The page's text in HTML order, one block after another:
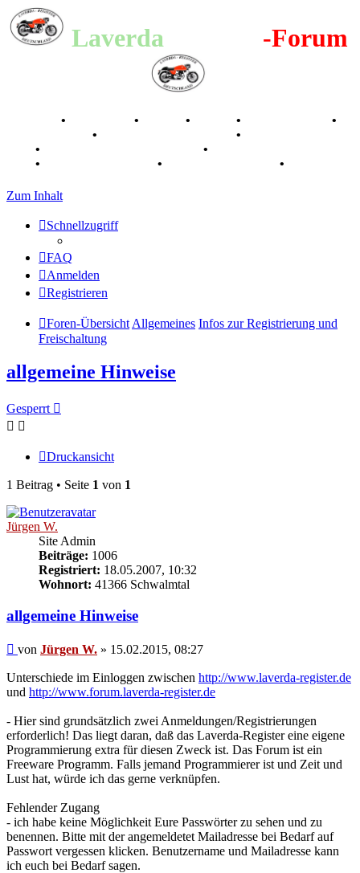
Laverda -Forum
• • • •
•
• •
• •
• • •
Zum Inhalt
Schnellzugriff
FAQ
Anmelden
Registrieren
Foren-Übersicht Allgemeines Infos zur Registrierung und
Freischaltung
allgemeine Hinweise
Gesperrt
Druckansicht
1 Beitrag • Seite 1 von 1
Jürgen W.
Site Admin
Beiträge: 1006
Registriert: 18.05.2007, 10:32
Wohnort: 41366 Schwalmtal
allgemeine Hinweise
Beitrag
von Jürgen W. » 15.02.2015, 08:27
Unterschiede im Einloggen zwischen http://www.laverda-register.de
und http://www.forum.laverda-register.de
- Hier sind grundsätzlich zwei Anmeldungen/Registrierungen
erforderlich! Das liegt daran, daß das Laverda-Register eine eigene
Programmierung extra für diesen Zweck ist. Das Forum ist ein
Freeware Programm. Falls jemand Programmierer ist und Zeit und
Lust hat, würde ich das gerne verknüpfen.
Fehlender Zugang
- ich habe keine Möglichkeit Eure Passwörter zu sehen und zu
benennen. Bitte mit der angemeldetet Mailadresse bei Bedarf auf
Passwort vergessen klicken. Benutzername und Mailadresse kann
ich euch bei Bedarf sagen.